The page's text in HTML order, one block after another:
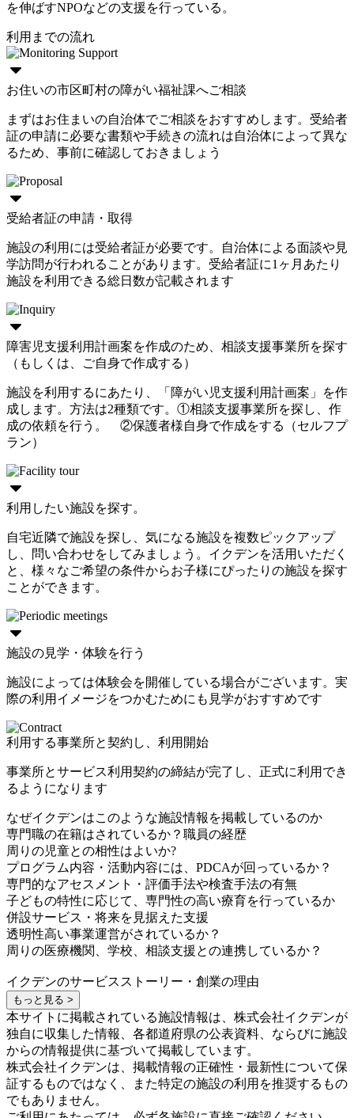
を伸ばすNPOなどの支援を行っている。
利用までの流れ
お住いの市区町村の障がい福祉課へご相談
まずはお住まいの自治体でご相談をおすすめします。受給者
証の申請に必要な書類や手続きの流れは自治体によって異な
るため、事前に確認しておきましょう
受給者証の申請・取得
施設の利用には受給者証が必要です。自治体による面談や見
学訪問が行われることがあります。受給者証に1ヶ月あたり
施設を利用できる総日数が記載されます
障害児支援利用計画案を作成のため、相談支援事業所を探す
（もしくは、ご自身で作成する）
施設を利用するにあたり、「障がい児支援利用計画案」を作
成します。方法は2種類です。①相談支援事業所を探し、作
成の依頼を行う。 ②保護者様自身で作成をする（セルフプ
ラン）
利用したい施設を探す。
自宅近隣で施設を探し、気になる施設を複数ピックアップ
し、問い合わせをしてみましょう。イクデンを活用いただく
と、様々なご希望の条件からお子様にぴったりの施設を探す
ことができます。
施設の見学・体験を行う
施設によっては体験会を開催している場合がございます。実
際の利用イメージをつかむためにも見学がおすすめです
利用する事業所と契約し、利用開始
事業所とサービス利用契約の締結が完了し、正式に利用でき
るようになります
なぜイクデンはこのような施設情報を掲載しているのか
専門職の在籍はされているか？職員の経歴
周りの児童との相性はよいか?
プログラム内容・活動内容には、PDCAが回っているか？
専門的なアセスメント・評価手法や検査手法の有無
子どもの特性に応じて、専門性の高い療育を行っているか
併設サービス・将来を見据えた支援
透明性高い事業運営がされているか？
周りの医療機関、学校、相談支援との連携しているか？
イクデンのサービスストーリー・創業の理由
もっと見る >
本サイトに掲載されている施設情報は、株式会社イクデンが
独自に収集した情報、各都道府県の公表資料、ならびに施設
からの情報提供に基づいて掲載しています。
株式会社イクデンは、掲載情報の正確性・最新性について保
証するものではなく、また特定の施設の利用を推奨するもの
でもありません。